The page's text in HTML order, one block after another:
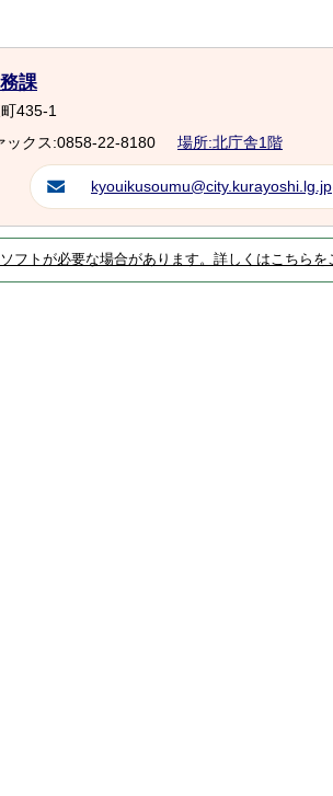
課
435-1
ックス:0858-22-8180 場所:北庁舎1階
kyouikusoumu@city.kurayoshi.lg.jp
フトが必要な場合があります。詳しくはこちらを